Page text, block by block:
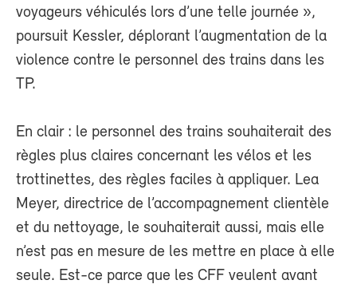
voyageurs véhiculés lors d’une telle journée »,
poursuit Kessler, déplorant l’augmentation de la
violence contre le personnel des trains dans les
TP.
En clair : le personnel des trains souhaiterait des
règles plus claires concernant les vélos et les
trottinettes, des règles faciles à appliquer. Lea
Meyer, directrice de l’accompagnement clientèle
et du nettoyage, le souhaiterait aussi, mais elle
n’est pas en mesure de les mettre en place à elle
seule. Est-ce parce que les CFF veulent avant